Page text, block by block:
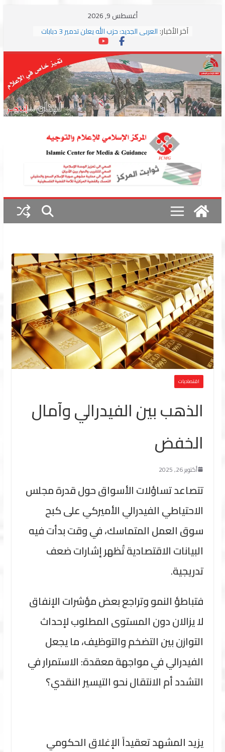
أغسطس 9, 2026
آخر الأخبار: العربي الجديد: حزب الله يعلن تدمير 3 دبابات
وسط اشتباكات مع جيش الاحتلال
ترامب: مذكرة التفاهم تمثل “استسلاما غير
مشروط” من جانب إيران
الجمهورية: إسرائيل إلى واشنطن بخريطة
احتلال جديدة ولبنان أمام اختبار التفاوض
بزشكيان وترامب يوقعان اتفاق إسلام آباد
تمهيداً لاستئناف المفاوضات
استهداف دراجة نارية على طريق العباسية
اقتصاديات
الذهب بين الفيدرالي وآمال
الخفض
أكتوبر 26, 2025
تتصاعد تساؤلات الأسواق حول قدرة مجلس
الاحتياطي الفيدرالي الأميركي على كبح
سوق العمل المتماسك، في وقت بدأت فيه
البيانات الاقتصادية تُظهر إشارات ضعف
تدريجية.
فتباطؤ النمو وتراجع بعض مؤشرات الإنفاق
لا يزالان دون المستوى المطلوب لإحداث
التوازن بين التضخم والتوظيف، ما يجعل
الفيدرالي في مواجهة معقدة: الاستمرار في
التشدد أم الانتقال نحو التيسير النقدي؟
يزيد المشهد تعقيداً الإغلاق الحكومي